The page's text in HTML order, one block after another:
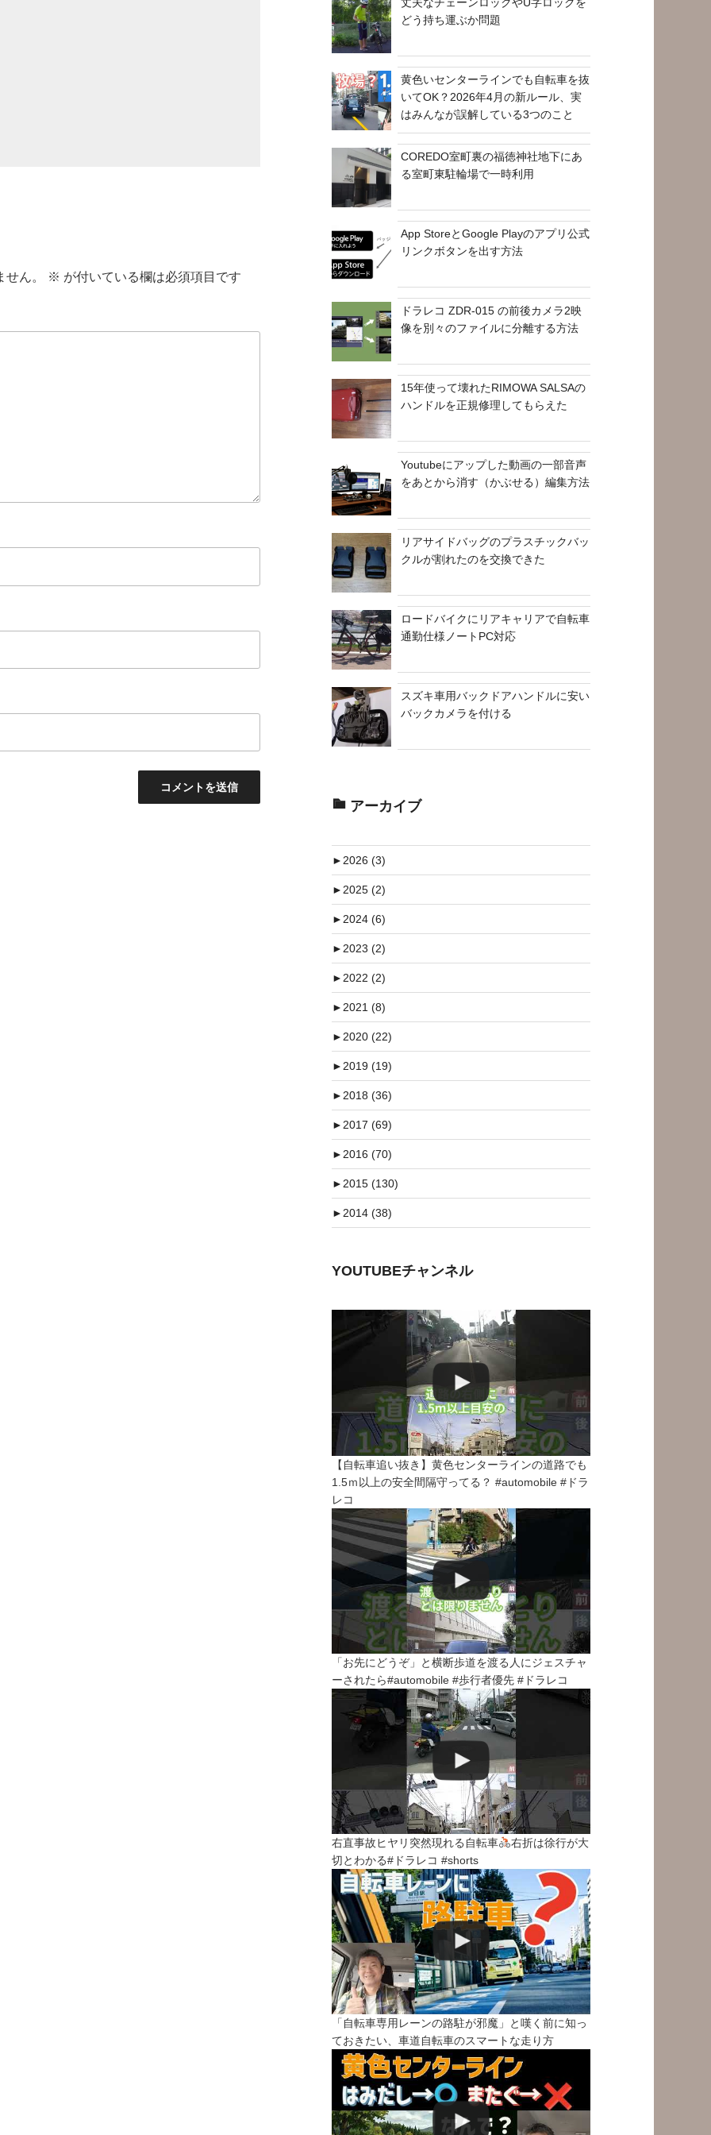
ん。 ※ が付いている欄は必須項目です
どう持ち運ぶか問題
黄色いセンターラインでも自転車を抜
いてOK？2026年4月の新ルール、実
はみんなが誤解している3つのこと
COREDO室町裏の福徳神社地下にあ
る室町東駐輪場で一時利用
App StoreとGoogle Playのアプリ公式
リンクボタンを出す方法
ドラレコ ZDR-015 の前後カメラ2映
像を別々のファイルに分離する方法
15年使って壊れたRIMOWA SALSAの
ハンドルを正規修理してもらえた
Youtubeにアップした動画の一部音声
をあとから消す（かぶせる）編集方法
リアサイドバッグのプラスチックバッ
クルが割れたのを交換できた
ロードバイクにリアキャリアで自転車
通勤仕様ノートPC対応
スズキ車用バックドアハンドルに安い
バックカメラを付ける
アーカイブ
►2026 (3)
►2025 (2)
►2024 (6)
►2023 (2)
►2022 (2)
►2021 (8)
►2020 (22)
►2019 (19)
►2018 (36)
►2017 (69)
►2016 (70)
►2015 (130)
►2014 (38)
YOUTUBEチャンネル
【自転車追い抜き】黄色センターラインの道路でも
1.5ｍ以上の安全間隔守ってる？ #automobile #ドラ
レコ
「お先にどうぞ」と横断歩道を渡る人にジェスチャ
ーされたら#automobile #歩行者優先 #ドラレコ
右直事故ヒヤリ突然現れる自転車
右折は徐行が大
切とわかる#ドラレコ #shorts
「自転車専用レーンの路駐が邪魔」と嘆く前に知っ
ておきたい、車道自転車のスマートな走り方